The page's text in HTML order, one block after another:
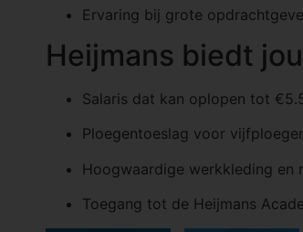
Ervaring bij grote
Heijmans biedt
Salaris dat kan oplopen tot
Ploegentoeslag voor
Hoogwaardige werkkleding en
Toegang tot de Heijmans